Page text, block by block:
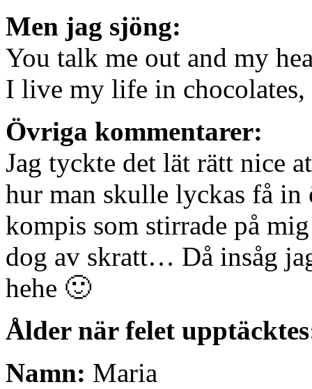
Men jag sjöng:
You talk me out and my
I live my life in
Övriga kommentarer:
Jag tyckte det lät rätt nice
hur man skulle lyckas få
kompis som stirrade på
dog av skratt… Då insåg
hehe 🙂
Ålder när felet
Namn: Maria